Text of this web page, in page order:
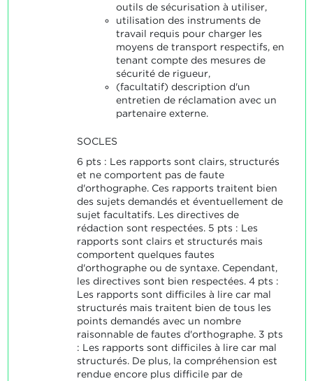
outils de sécurisation à utiliser,
utilisation des instruments de
travail requis pour charger les
moyens de transport respectifs, en
tenant compte des mesures de
sécurité de rigueur,
(facultatif) description d'un
entretien de réclamation avec un
partenaire externe.
SOCLES
6 pts : Les rapports sont clairs, structurés
et ne comportent pas de faute
d'orthographe. Ces rapports traitent bien
des sujets demandés et éventuellement de
sujet facultatifs. Les directives de
rédaction sont respectées. 5 pts : Les
rapports sont clairs et structurés mais
comportent quelques fautes
d'orthographe ou de syntaxe. Cependant,
les directives sont bien respectées. 4 pts :
Les rapports sont difficiles à lire car mal
structurés mais traitent bien de tous les
points demandés avec un nombre
raisonnable de fautes d'orthographe. 3 pts
: Les rapports sont difficiles à lire car mal
structurés. De plus, la compréhension est
rendue encore plus difficile par de